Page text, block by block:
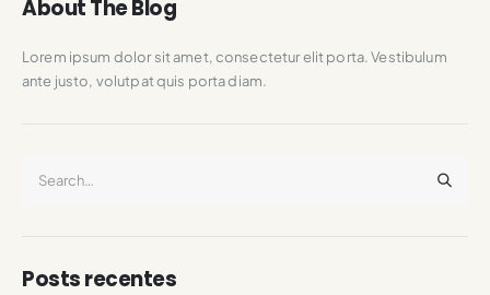
About The Blog
Lorem ipsum dolor sit amet, consectetur elit porta. Vestibulum
ante justo, volutpat quis porta diam.
Posts recentes